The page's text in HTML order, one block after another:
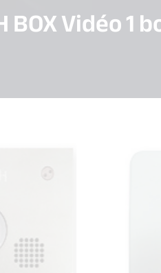
BOX Vidéo 1